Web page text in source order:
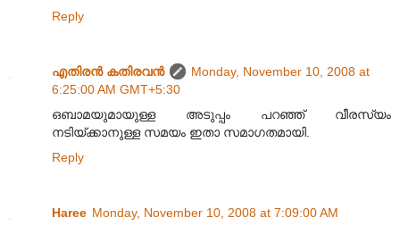
Reply
എതിരന്‍ കതിരവന്‍
Monday, November 10, 2008 at
6:25:00 AM GMT+5:30
ഒബാമയുമായുള്ള അടുപ്പം പറഞ്ഞ് വീരസ്യം
നടിയ്ക്കാനുള്ള സമയം ഇതാ സമാഗതമായി.
Reply
Haree Monday, November 10, 2008 at 7:09:00 AM